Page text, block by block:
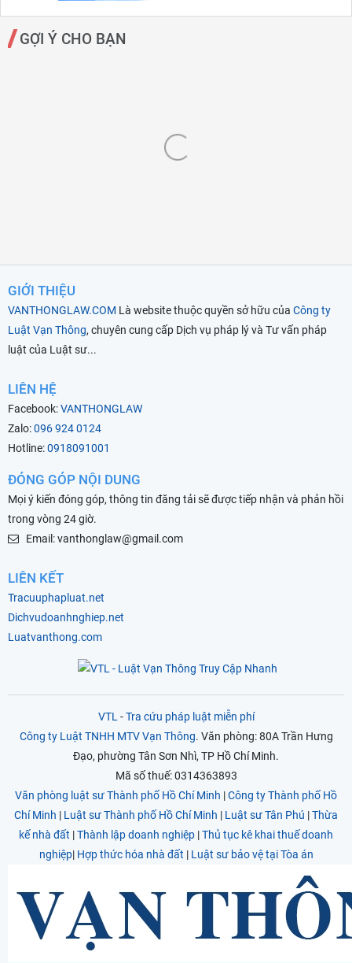
GỢI Ý CHO BẠN
GIỚI THIỆU
VANTHONGLAW.COM Là website thuộc quyền sở hữu của Công ty
Luật Vạn Thông, chuyên cung cấp Dịch vụ pháp lý và Tư vấn pháp
luật của Luật sư...
LIÊN HỆ
Facebook:VANTHONGLAW
Zalo:096 924 0124
Hotline:0918091001
ĐÓNG GÓP NỘI DUNG
Mọi ý kiến đóng góp, thông tin đăng tải sẽ được tiếp nhận và phản hồi
trong vòng 24 giờ.
Email: vanthonglaw@gmail.com
LIÊN KẾT
Tracuuphapluat.net
Dichvudoanhnghiep.net
Luatvanthong.com
VTL -Tra cứu pháp luật miễn phí
Công ty Luật TNHH MTV Vạn Thông. Văn phòng: 80A Trần Hưng
Đạo, phường Tân Sơn Nhì, TP Hồ Chí Minh.
Mã số thuế: 0314363893
Văn phòng luật sư Thành phố Hồ Chí Minh |Công ty Thành phố Hồ
Chí Minh | Luật sư Thành phố Hồ Chí Minh | Luật sư Tân Phú |Thừa
kế nhà đất |Thành lập doanh nghiệp |Thủ tục kê khai thuế doanh
nghiệp| Hợp thức hóa nhà đất | Luật sư bảo vệ tại Tòa án